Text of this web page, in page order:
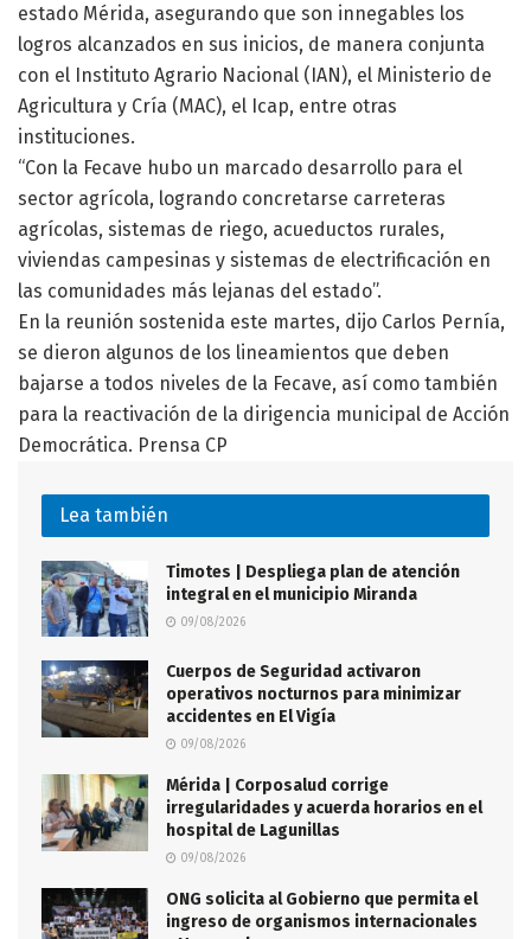
estado Mérida, asegurando que son innegables los
logros alcanzados en sus inicios, de manera conjunta
con el Instituto Agrario Nacional (IAN), el Ministerio de
Agricultura y Cría (MAC), el Icap, entre otras
instituciones.
“Con la Fecave hubo un marcado desarrollo para el
sector agrícola, logrando concretarse carreteras
agrícolas, sistemas de riego, acueductos rurales,
viviendas campesinas y sistemas de electrificación en
las comunidades más lejanas del estado”.
En la reunión sostenida este martes, dijo Carlos Pernía,
se dieron algunos de los lineamientos que deben
bajarse a todos niveles de la Fecave, así como también
para la reactivación de la dirigencia municipal de Acción
Democrática. Prensa CP
Lea también
Timotes | Despliega plan de atención
integral en el municipio Miranda
09/08/2026
Cuerpos de Seguridad activaron
operativos nocturnos para minimizar
accidentes en El Vigía
09/08/2026
Mérida | Corposalud corrige
irregularidades y acuerda horarios en el
hospital de Lagunillas
09/08/2026
ONG solicita al Gobierno que permita el
ingreso de organismos internacionales